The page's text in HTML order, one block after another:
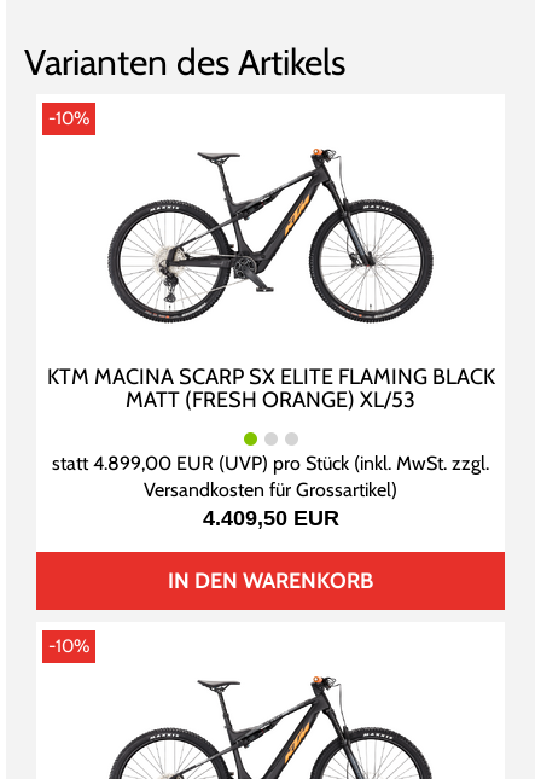
Varianten des Artikels
-10%
KTM MACINA SCARP SX ELITE FLAMING BLACK
MATT (FRESH ORANGE) XL/53
statt4.899,00 EUR (UVP) pro Stück (inkl. MwSt. zzgl.
Versandkosten für Grossartikel)
4.409,50 EUR
IN DEN WARENKORB
-10%